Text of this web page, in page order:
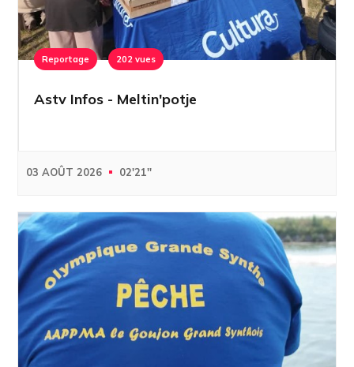
Reportage 202 vues
Astv Infos - Meltin'potje
03 AOÛT 2026 02'21''